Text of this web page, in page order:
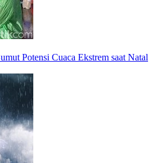
Potensi Cuaca Ekstrem saat Natal